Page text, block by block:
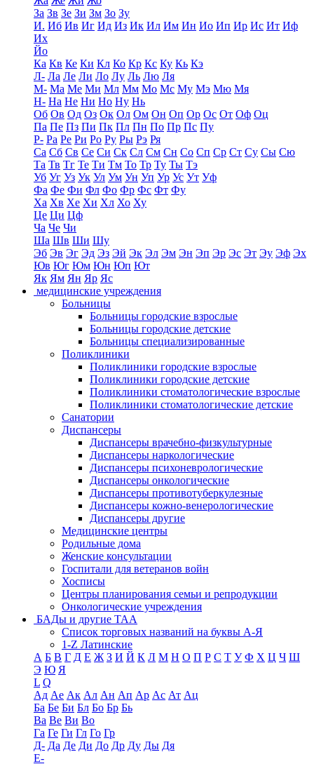
За Зв Зе Зи Зм Зо Зу
И. Иб Ив Иг Ид Из Ик Ил Им Ин Ио Ип Ир Ис Ит Иф
Их
Йо
Ка Кв Ке Ки Кл Ко Кр Кс Ку Кь Кэ
Л- Ла Ле Ли Ло Лу Ль Лю Ля
М- Ма Ме Ми Мл Мм Мо Мс Му Мэ Мю Мя
Н- На Не Ни Но Ну Нь
Об Ов Од Оз Ок Ол Ом Он Оп Ор Ос От Оф Оц
Па Пе Пз Пи Пк Пл Пн По Пр Пс Пу
Р- Ра Ре Ри Ро Ру Ры Рэ Ря
Са Сб Св Се Си Ск Сл См Сн Со Сп Ср Ст Су Сы Сю
Та Тв Тг Те Ти Тм То Тр Ту Ты Тэ
Уб Уг Уз Ук Ул Ум Ун Уп Ур Ус Ут Уф
Фа Фе Фи Фл Фо Фр Фс Фт Фу
Ха Хв Хе Хи Хл Хо Ху
Це Ци Цф
Ча Че Чи
Ша Шв Ши Шу
Эб Эв Эг Эд Эз Эй Эк Эл Эм Эн Эп Эр Эс Эт Эу Эф Эх
Юв Юг Юм Юн Юп Ют
Як Ям Ян Яр Яс
медицинские учреждения
Больницы
Больницы городские взрослые
Больницы городские детские
Больницы специализированные
Поликлиники
Поликлиники городские взрослые
Поликлиники городские детские
Поликлиники стоматологические взрослые
Поликлиники стоматологические детские
Санатории
Диспансеры
Диспансеры врачебно-физкультурные
Диспансеры наркологические
Диспансеры психоневрологические
Диспансеры онкологические
Диспансеры противотуберкулезные
Диспансеры кожно-венерологические
Диспансеры другие
Медицинские центры
Родильные дома
Женские консультации
Госпитали для ветеранов войн
Хосписы
Центры планирования семьи и репродукции
Онкологические учреждения
БАДы и другие ТАА
Список торговых названий на буквы А-Я
1-Z Латинские
А Б В Г Д Е Ж З И Й К Л М Н О П Р С Т У Ф Х Ц Ч Ш
Э Ю Я
L Q
Ад Ае Ак Ал Ан Ап Ар Ас Ат Ац
Ба Бе Би Бл Бо Бр Бь
Ва Ве Ви Во
Га Ге Ги Гл Го Гр
Д- Да Де Ди До Др Ду Ды Дя
Е-